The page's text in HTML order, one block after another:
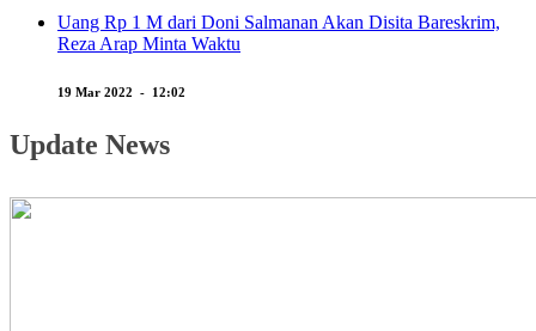
Uang Rp 1 M dari Doni Salmanan Akan Disita Bareskrim,
Reza Arap Minta Waktu
19 Mar 2022 - 12:02
Update News